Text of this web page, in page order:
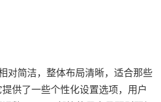
对简洁，整体布局清晰，适合那些
供了一些个性化设置选项，用户